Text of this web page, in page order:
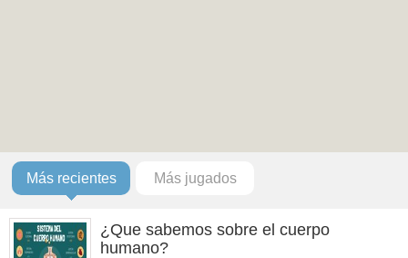
Más recientes Más jugados
¿Que sabemos sobre el cuerpo
humano?